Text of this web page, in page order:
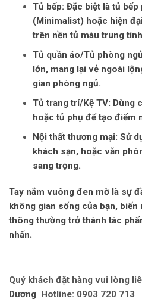
Tủ bếp: Đặc biệt là tủ
(Minimalist) hoặc hiện
trên nền tủ màu trung
Tủ quần áo/Tủ phòng
lớn, mang lại vẻ ngoài
gian phòng ngủ.
Tủ trang trí/Kệ TV: Dùng
hoặc tủ phụ để tạo điểm
Nội thất thương mại: Sử
khách sạn, hoặc văn
sang trọng.
Tay nắm vuông đen mờ là sự
không gian sống của bạn,
thông thường trở thành tác
nhấn.
Quý khách đặt hàng vui lòng
Dương Hotline: 0903 720 713